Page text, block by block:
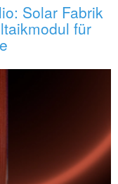
Solar Fabrik
für